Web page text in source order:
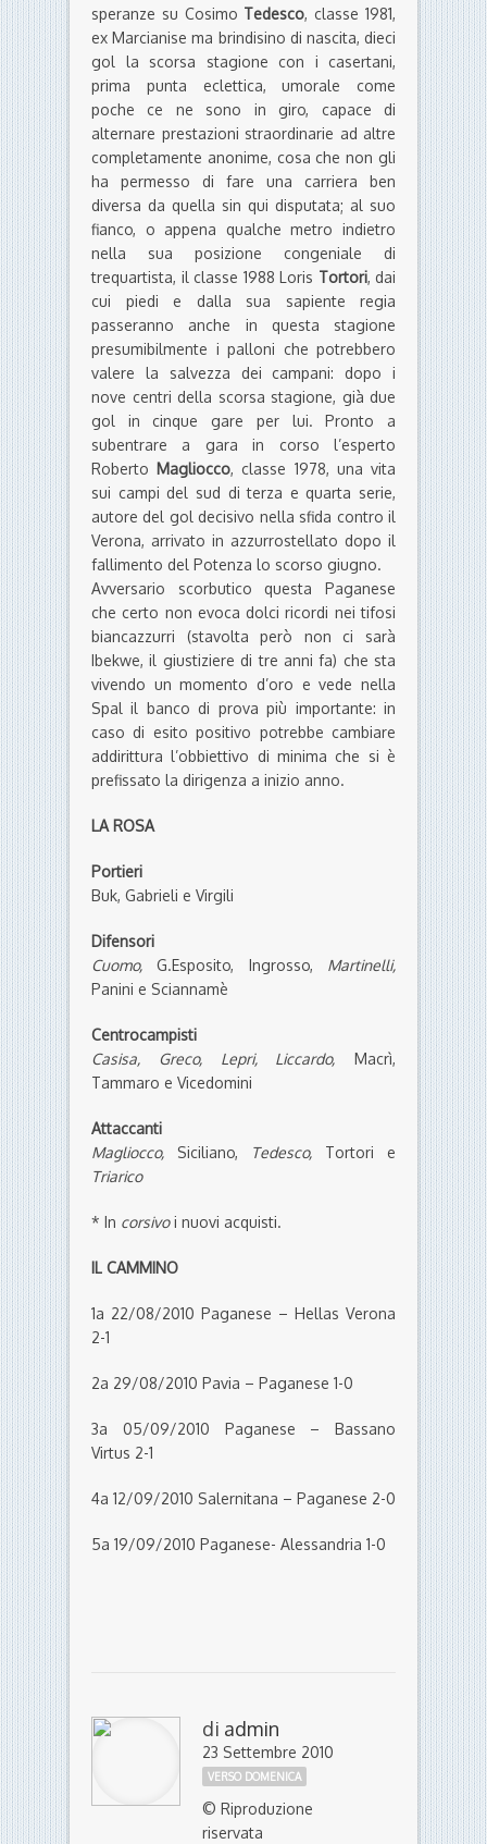
speranze su Cosimo Tedesco, classe 1981,
ex Marcianise ma brindisino di nascita, dieci
gol la scorsa stagione con i casertani,
prima punta eclettica, umorale come
poche ce ne sono in giro, capace di
alternare prestazioni straordinarie ad altre
completamente anonime, cosa che non gli
ha permesso di fare una carriera ben
diversa da quella sin qui disputata; al suo
fianco, o appena qualche metro indietro
nella sua posizione congeniale di
trequartista, il classe 1988 Loris Tortori, dai
cui piedi e dalla sua sapiente regia
passeranno anche in questa stagione
presumibilmente i palloni che potrebbero
valere la salvezza dei campani: dopo i
nove centri della scorsa stagione, già due
gol in cinque gare per lui. Pronto a
subentrare a gara in corso l’esperto
Roberto Magliocco, classe 1978, una vita
sui campi del sud di terza e quarta serie,
autore del gol decisivo nella sfida contro il
Verona, arrivato in azzurrostellato dopo il
fallimento del Potenza lo scorso giugno.
Avversario scorbutico questa Paganese
che certo non evoca dolci ricordi nei tifosi
biancazzurri (stavolta però non ci sarà
Ibekwe, il giustiziere di tre anni fa) che sta
vivendo un momento d’oro e vede nella
Spal il banco di prova più importante: in
caso di esito positivo potrebbe cambiare
addirittura l’obbiettivo di minima che si è
prefissato la dirigenza a inizio anno.
LA ROSA
Portieri
Buk, Gabrieli e Virgili
Difensori
Cuomo, G.Esposito, Ingrosso, Martinelli,
Panini e Sciannamè
Centrocampisti
Casisa, Greco, Lepri, Liccardo, Macrì,
Tammaro e Vicedomini
Attaccanti
Magliocco, Siciliano, Tedesco, Tortori e
Triarico
* In corsivoi nuovi acquisti.
IL CAMMINO
1a 22/08/2010 Paganese – Hellas Verona
2-1
2a 29/08/2010 Pavia – Paganese 1-0
3a 05/09/2010 Paganese – Bassano
Virtus 2-1
4a 12/09/2010 Salernitana – Paganese 2-0
5a 19/09/2010 Paganese- Alessandria 1-0
di admin
23 Settembre 2010
VERSO DOMENICA
© Riproduzione
riservata